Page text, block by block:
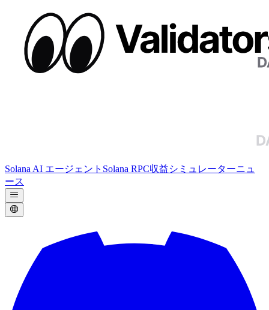
Solana AI エージェント Solana RPC収益シミュレーターニュ
ース